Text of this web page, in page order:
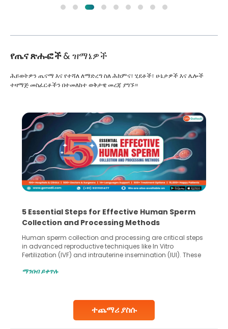
የጤና ጽሑፎች& ዝማኔዎች
ተጨማሪ ያስሱ
ሕይወትዎን ጤናማ እና የተሻለ ለማድረግ ስለ ሕክምና፣ ሂደቶች፣ ሁኔታዎች እና ሌሎች
ተዛማጅ መስፈርቶችን በተመለከተ ወቅታዊ መረጃ ያግኙ።
5 Essential Steps for Effective Human Sperm
Collection and Processing Methods
Human sperm collection and processing are critical steps
in advanced reproductive techniques like In Vitro
Fertilization (IVF) and intrauterine insemination (IUI). These
challenges and help couples achieve their dream of
collected, they process the
ማንበብ ይቀጥሉ